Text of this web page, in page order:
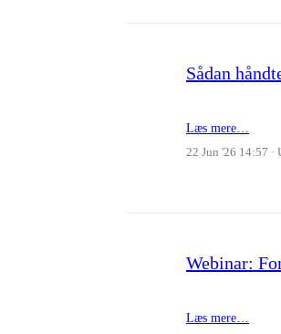
Sådan
Læs mere…
22 Jun '26 14:57
Webinar:
Læs mere…